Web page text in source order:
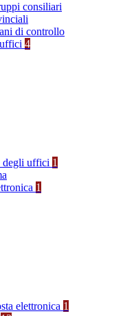
consiliari
di controllo
4
degli uffici 1
1
elettronica 1